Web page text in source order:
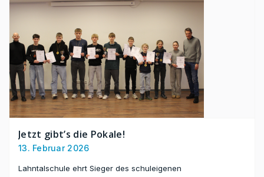
Jetzt gibt’s die Pokale!
13. Februar 2026
Lahntalschule ehrt Sieger des schuleigenen